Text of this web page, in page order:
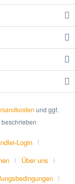
und ggf.
Login
Über uns